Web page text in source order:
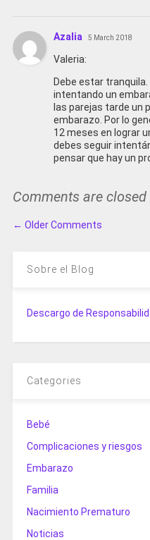
Azalia 5 March 2018
Valeria:
Debe estar
intentando un
las parejas tarde un
embarazo. Por lo
12 meses en lograr
debes seguir
pensar que hay un
Comments are closed
Comment
← Older Comments
Sobre el Blog
Descargo de
Categories
Bebé
Complicaciones y riesgos
Embarazo
Familia
Nacimiento Prematuro
Noticias